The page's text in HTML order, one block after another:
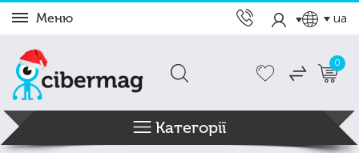
Меню ua
0
Категорії